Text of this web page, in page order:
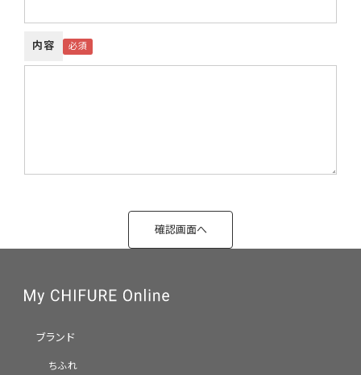
内容
ブランド
ちふれ